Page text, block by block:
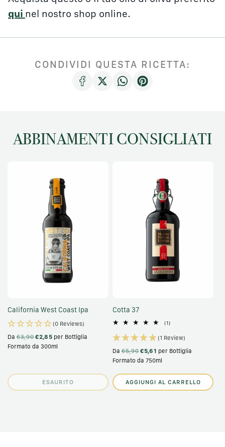
qui nel nostro shop online.
CONDIVIDI QUESTA RICETTA:
ABBINAMENTI CONSIGLIATI
California West Coast Ipa
(0 Reviews)
Da €3,90 €2,85 per Bottiglia
Formato da 300ml
ESAURITO
Cotta 37
(1)
totali
(1 Review)
Da €5,90 €5,61 per Bottiglia
Formato da 750ml
AGGIUNGI AL CARRELLO